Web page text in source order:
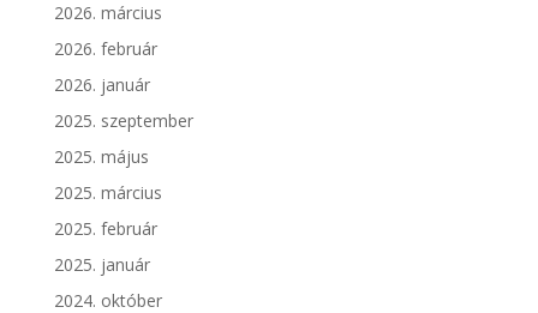
2026. március
2026. február
2026. január
2025. szeptember
2025. május
2025. március
2025. február
2025. január
2024. október